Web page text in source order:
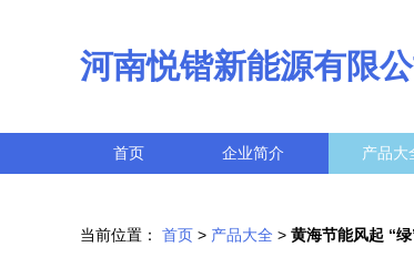
河南悦锴新能源有限公
首页 企业简介 产品大
当前位置： 首页 > 产品大全 > 黄海节能风起 “